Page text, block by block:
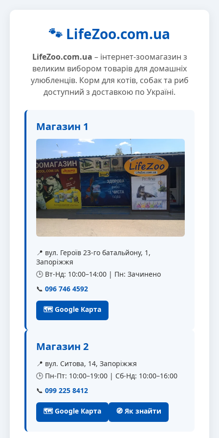
🐾 LifeZoo.com.ua
LifeZoo.com.ua – інтернет-зоомагазин з
великим вибором товарів для домашніх
улюбленців. Корм для котів, собак та риб
доступний з доставкою по Україні.
Магазин 1
📍 вул. Героїв 23-го батальйону, 1,
Запоріжжя
🕒 Вт-Нд: 10:00–14:00 | Пн: Зачинено
📞 096 746 4592
🗺 Google Карта
Магазин 2
📍 вул. Ситова, 14, Запоріжжя
🕒 Пн-Пт: 10:00–19:00 | Сб-Нд: 10:00–16:00
📞 099 225 8412
🗺 Google Карта 🧭 Як знайти